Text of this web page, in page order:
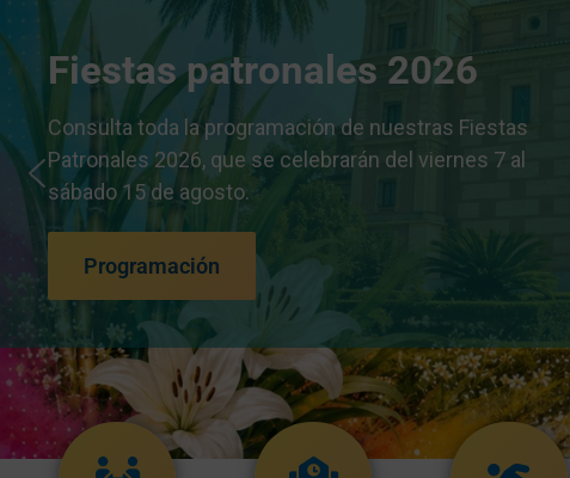
Fiestas patronales 2026
Consulta toda la programación de nuestras Fiestas
Patronales 2026, que se celebrarán del viernes 7 al
sábado 15 de agosto.
Programación